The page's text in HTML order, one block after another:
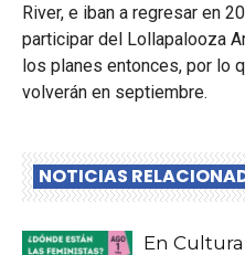
River, e iban a regresar en
participar del Lollapalooza
los planes entonces, por lo
volverán en septiembre.
NOTICIAS
En